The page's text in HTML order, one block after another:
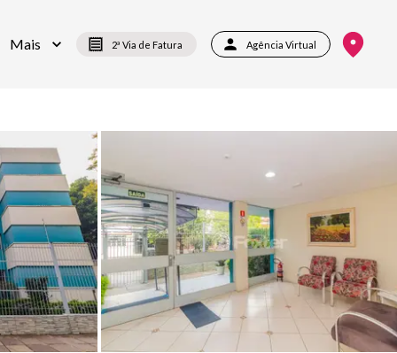
Mais 2ª Via de Fatura Agência Virtual